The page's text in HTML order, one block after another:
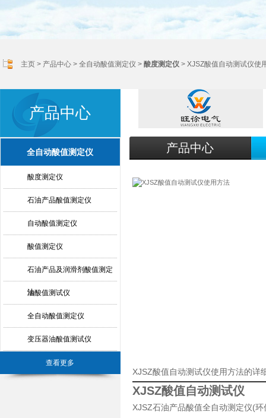
主页 > 产品中心 > 全自动酸值测定仪 > 酸度测定仪 > XJSZ酸值自动测试仪使
产品中心
全自动酸值测定仪
酸度测定仪
石油产品酸值测定仪
自动酸值测定仪
酸值测定仪
石油产品及润滑剂酸值测定
法
油酸值测试仪
全自动酸值测定仪
变压器油酸值测试仪
查看更多
产品中心
XJSZ酸值自动测试仪使用方法的详
XJSZ酸值自动测试仪
XJSZ石油产品酸值全自动测定仪(